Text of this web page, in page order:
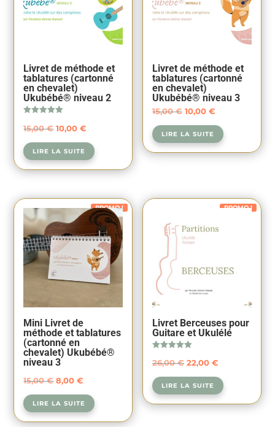
Livret de méthode et
tablatures (cartonné
en chevalet)
Ukubébé® niveau 2
5.00
15,00€ Le
prix
initial
était :
10,00€
prix
actuel
est :
LIRE LA SUITE
Livret de méthode et
tablatures (cartonné
en chevalet)
Ukubébé® niveau 3
15,00€ Le
prix
initial
était :
10,00€
prix
actuel
est :
LIRE LA SUITE
PROMO !
Mini Livret de
méthode et tablatures
(cartonné en
chevalet) Ukubébé®
niveau 3
15,00€ Le
prix
initial
8,00€
prix
actuel
LIRE LA SUITE
PROMO !
Livret Berceuses pour
Guitare et Ukulélé
5.00
26,00€ Le
prix
initial
était :
22,00€
prix
actuel
est :
LIRE LA SUITE